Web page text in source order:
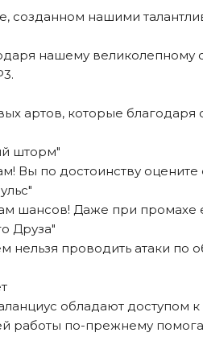
созданном нашими
нашему великолепному
артов, которые
шторм"
Вы по достоинству
шансов! Даже при промахе
Друза"
нельзя проводить атаки
обладают доступом
работы по-прежнему